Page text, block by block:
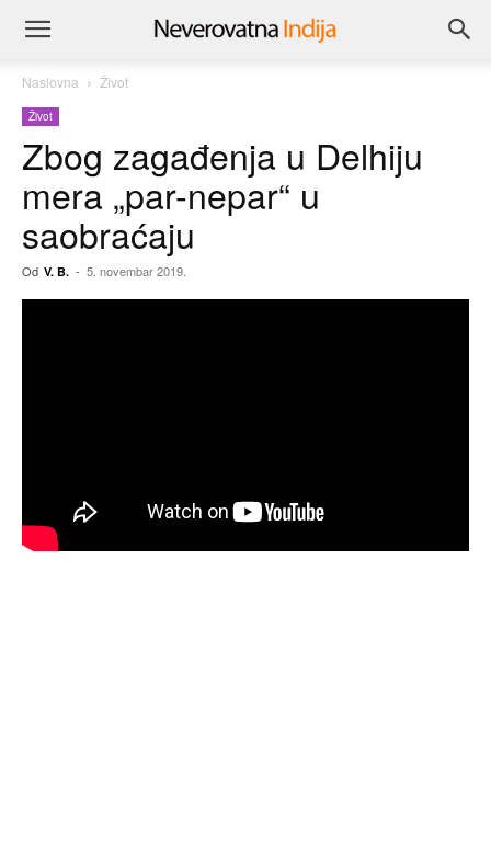
Naslovna Život
Život
Zbog zagađenja u Delhiju
mera „par-nepar“ u
saobraćaju
Od V. B. - 5. novembar 2019.